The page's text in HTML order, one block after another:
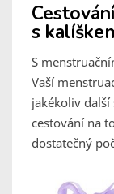
s
S
Vaší
jakékoliv
cestování na
dostatečný